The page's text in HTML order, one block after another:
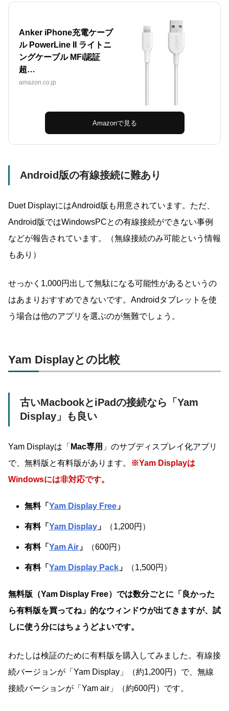
Anker iPhone充電ケーブ
ル PowerLine II ライトニ
ングケーブル MFi認証
超…
amazon.co.jp
Amazonで見る
Android版の有線接続に難あり
Duet DisplayにはAndroid版も用意されています。ただ、
Android版ではWindowsPCとの有線接続ができない事例
などが報告されています。（無線接続のみ可能という情報
もあり）
せっかく1,000円出して無駄になる可能性があるというの
はあまりおすすめできないです。Androidタブレットを使
う場合は他のアプリを選ぶのが無難でしょう。
Yam Displayとの比較
古いMacbookとiPadの接続なら「Yam
Display」も良い
Yam Displayは「 Mac専用 」のサブディスプレイ化アプリ
で、無料版と有料版があります。
※Yam Displayは
Windowsには非対応です。
無料「 Yam Display Free 」
有料「 Yam Display 」 （1,200円）
有料「 Yam Air 」 （600円）
有料「 Yam Display Pack 」 （1,500円）
無料版（Yam Display Free）では数分ごとに「良かった
ら有料版を買ってね」的なウィンドウが出てきますが、試
しに使う分にはちょうどよいです。
わたしは検証のために有料版を購入してみました。有線接
続バージョンが「Yam Display」（約1,200円）で、無線
接続バーションが「Yam air」（約600円）です。